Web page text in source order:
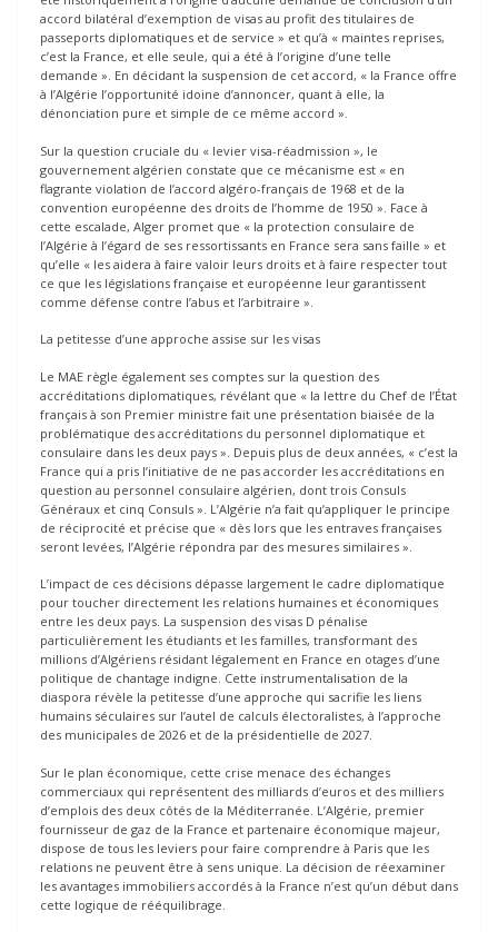
accord bilatéral d’exemption de visas au profit des titulaires de
passeports diplomatiques et de service » et qu’à « maintes reprises,
c’est la France, et elle seule, qui a été à l’origine d’une telle
demande ». En décidant la suspension de cet accord, « la France offre
à l’Algérie l’opportunité idoine d’annoncer, quant à elle, la
dénonciation pure et simple de ce même accord ».
Sur la question cruciale du « levier visa-réadmission », le
gouvernement algérien constate que ce mécanisme est « en
flagrante violation de l’accord algéro-français de 1968 et de la
convention européenne des droits de l’homme de 1950 ». Face à
cette escalade, Alger promet que « la protection consulaire de
l’Algérie à l’égard de ses ressortissants en France sera sans faille » et
qu’elle « les aidera à faire valoir leurs droits et à faire respecter tout
ce que les législations française et européenne leur garantissent
comme défense contre l’abus et l’arbitraire ».
La petitesse d’une approche assise sur les visas
Le MAE règle également ses comptes sur la question des
accréditations diplomatiques, révélant que « la lettre du Chef de l’État
français à son Premier ministre fait une présentation biaisée de la
problématique des accréditations du personnel diplomatique et
consulaire dans les deux pays ». Depuis plus de deux années, « c’est la
France qui a pris l’initiative de ne pas accorder les accréditations en
question au personnel consulaire algérien, dont trois Consuls
Généraux et cinq Consuls ». L’Algérie n’a fait qu’appliquer le principe
de réciprocité et précise que « dès lors que les entraves françaises
seront levées, l’Algérie répondra par des mesures similaires ».
L’impact de ces décisions dépasse largement le cadre diplomatique
pour toucher directement les relations humaines et économiques
entre les deux pays. La suspension des visas D pénalise
particulièrement les étudiants et les familles, transformant des
millions d’Algériens résidant légalement en France en otages d’une
politique de chantage indigne. Cette instrumentalisation de la
diaspora révèle la petitesse d’une approche qui sacrifie les liens
humains séculaires sur l’autel de calculs électoralistes, à l’approche
des municipales de 2026 et de la présidentielle de 2027.
Sur le plan économique, cette crise menace des échanges
commerciaux qui représentent des milliards d’euros et des milliers
d’emplois des deux côtés de la Méditerranée. L’Algérie, premier
fournisseur de gaz de la France et partenaire économique majeur,
dispose de tous les leviers pour faire comprendre à Paris que les
relations ne peuvent être à sens unique. La décision de réexaminer
les avantages immobiliers accordés à la France n’est qu’un début dans
cette logique de rééquilibrage.